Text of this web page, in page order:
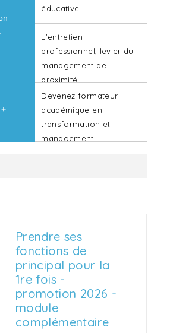
la
et
éducative
L’entretien
professionnel, levier du
management de
proximité
Devenez formateur
académique en
transformation et
management
Prendre ses
fonctions de
principal pour la
1re fois -
promotion 2026 -
module
complémentaire